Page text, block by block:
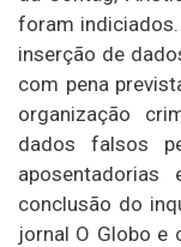
foram
inserção de
com pena
organização
dados falsos
conclusão do
jornal O Globo e